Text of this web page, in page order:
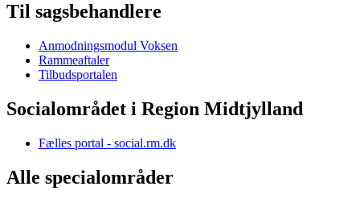
Til sagsbehandlere
Anmodningsmodul Voksen
Rammeaftaler
Tilbudsportalen
Socialområdet i Region Midtjylland
Fælles portal - social.rm.dk
Alle specialområder